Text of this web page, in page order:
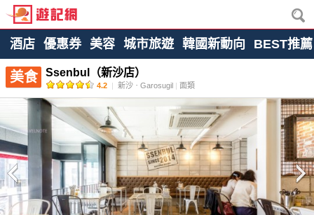
酒店 優惠券 美容 城市旅遊 韓國新動向 BEST推薦
美食 Ssenbul（新沙店）
4.2 | 新沙ㆍGarosugil | 面類